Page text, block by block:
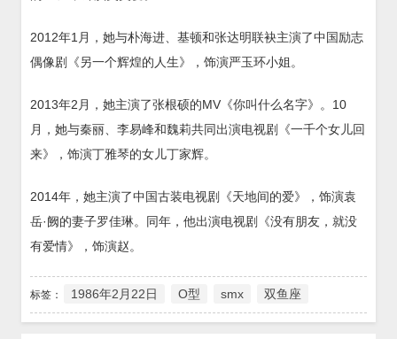
2012年1月，她与朴海进、基顿和张达明联袂主演了中国励志
偶像剧《另一个辉煌的人生》，饰演严玉环小姐。
2013年2月，她主演了张根硕的MV《你叫什么名字》。10
月，她与秦丽、李易峰和魏莉共同出演电视剧《一千个女儿回
来》，饰演丁雅琴的女儿丁家辉。
2014年，她主演了中国古装电视剧《天地间的爱》，饰演袁
岳·阙的妻子罗佳琳。同年，他出演电视剧《没有朋友，就没
有爱情》，饰演赵。
标签： 1986年2月22日 O型 smx 双鱼座